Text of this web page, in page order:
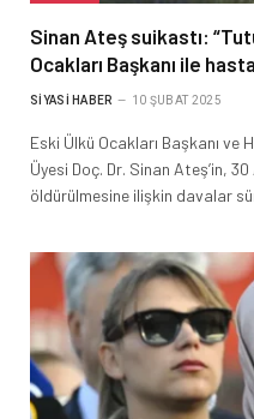
Sinan Ateş suikastı:
Ocakları Başkanı ile
SIYASI HABER 10 ŞUBAT 2025
Eski Ülkü Ocakları Başkanı
Üyesi Doç. Dr. Sinan Ateş’in,
öldürülmesine ilişkin davalar